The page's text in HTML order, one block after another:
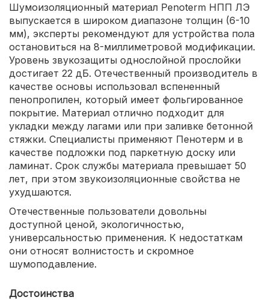
Шумоизоляционный материал Penoterm НПП ЛЭ
выпускается в широком диапазоне толщин (6-10
мм), эксперты рекомендуют для устройства пола
остановиться на 8-миллиметровой модификации.
Уровень звукозащиты однослойной прослойки
достигает 22 дБ. Отечественный производитель в
качестве основы использовал вспененный
пенопропилен, который имеет фольгированное
покрытие. Материал отлично подходит для
укладки между лагами или при заливке бетонной
стяжки. Специалисты применяют Пенотерм и в
качестве подложки под паркетную доску или
ламинат. Срок службы материала превышает 50
лет, при этом звукоизоляционные свойства не
ухудшаются.
Отечественные пользователи довольны
доступной ценой, экологичностью,
универсальностью применения. К недостаткам
они относят волнистость и скромное
шумоподавление.
Достоинства